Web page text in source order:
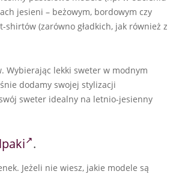
jesieni – beżowym, bordowym czy
(zarówno gładkich, jak również z
Wybierając lekki sweter w modnym
dodamy swojej stylizacji
sweter idealny na letnio-jesienny
.
Jeżeli nie wiesz, jakie modele są